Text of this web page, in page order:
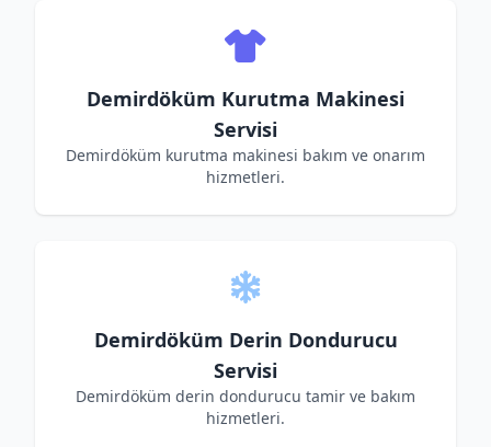
Demirdöküm Kurutma Makinesi
Servisi
Demirdöküm kurutma makinesi bakım ve onarım
hizmetleri.
Demirdöküm Derin Dondurucu
Servisi
Demirdöküm derin dondurucu tamir ve bakım
hizmetleri.